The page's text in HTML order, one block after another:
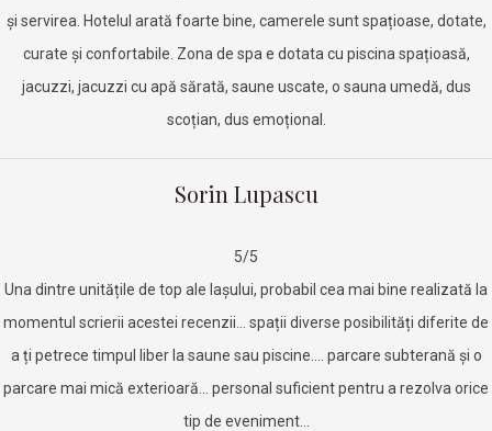
și servirea. Hotelul arată foarte bine, camerele sunt spațioase, dotate,
curate și confortabile. Zona de spa e dotata cu piscina spațioasă,
jacuzzi, jacuzzi cu apă sărată, saune uscate, o sauna umedă, dus
scoțian, dus emoțional.
Sorin Lupascu
5/5
Una dintre unitățile de top ale Iașului, probabil cea mai bine realizată la
momentul scrierii acestei recenzii… spații diverse posibilități diferite de
a ți petrece timpul liber la saune sau piscine…. parcare subterană și o
parcare mai mică exterioară… personal suficient pentru a rezolva orice
tip de eveniment…